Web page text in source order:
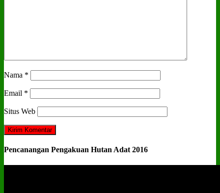
Nama *
Email *
Situs Web
Pencanangan Pengakuan Hutan Adat 2016